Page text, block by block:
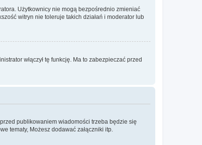
Użytkownicy nie mogą bezpośrednio zmieniać
witryn nie toleruje takich działań i moderator lub
włączył tę funkcję. Ma to zabezpieczać przed
publikowaniem wiadomości trzeba będzie się
tematy, Możesz dodawać załączniki itp.